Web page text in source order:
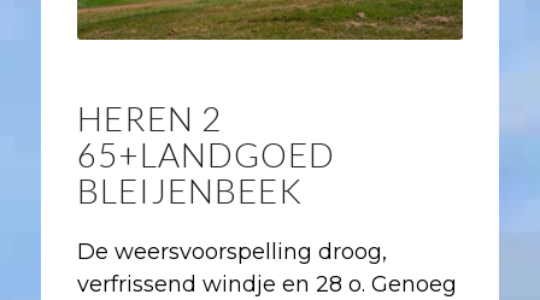
HEREN 2
65+LANDGOED
BLEIJENBEEK
De weersvoorspelling droog,
verfrissend windje en 28 o. Genoeg